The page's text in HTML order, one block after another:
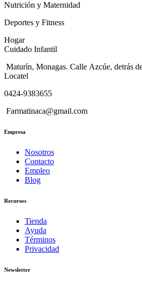
Nutrición y Maternidad
Deportes y Fitness
Hogar
Cuidado Infantil
Maturín, Monagas. Calle Azcúe, detrás
Locatel
0424-9383655
Farmatinaca@gmail.com
Empresa
Nosotros
Contacto
Empleo
Blog
Recursos
Tienda
Ayuda
Términos
Privacidad
Newsletter